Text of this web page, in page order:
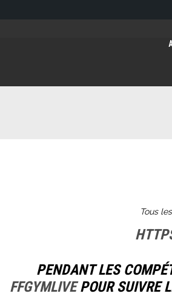
Tous
PENDANT LES
FFGYMLIVEPOUR SUIVRE